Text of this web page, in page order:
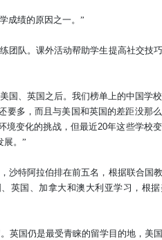
成绩的原因之一。 ”
团队。课外活动帮助学生提高社交技
国、英国之后。我们榜单上的中国学
多，而且与美国和英国的差距没那
境变化的挑战，但最近20年这些学校
展。”
沙特阿拉伯排在前五名，根据联合国
英国、加拿大和澳大利亚学习，根
英国仍是最受青睐的留学目的地，美